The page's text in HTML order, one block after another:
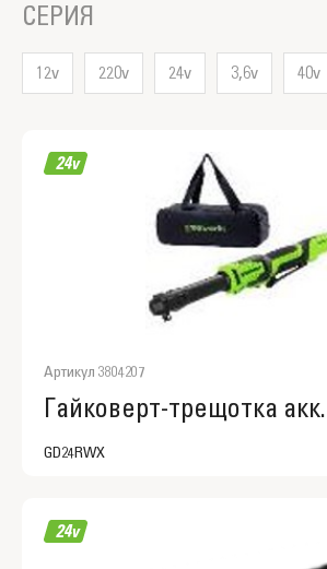
СЕРИЯ
12v 220v 24v 3,6v 40v
Артикул 3804207
GD24RWX